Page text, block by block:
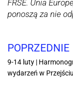
FRSE. Unia
ponoszą za nie
POPRZEDNIE
9-14 luty |
wydarzeń w Przejściu